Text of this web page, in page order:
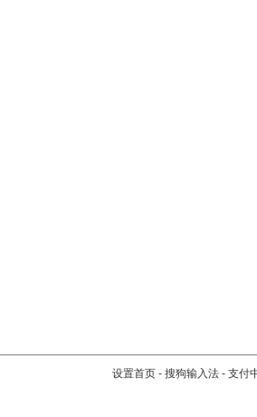
设置首页 - 搜狗输入法 - 支付